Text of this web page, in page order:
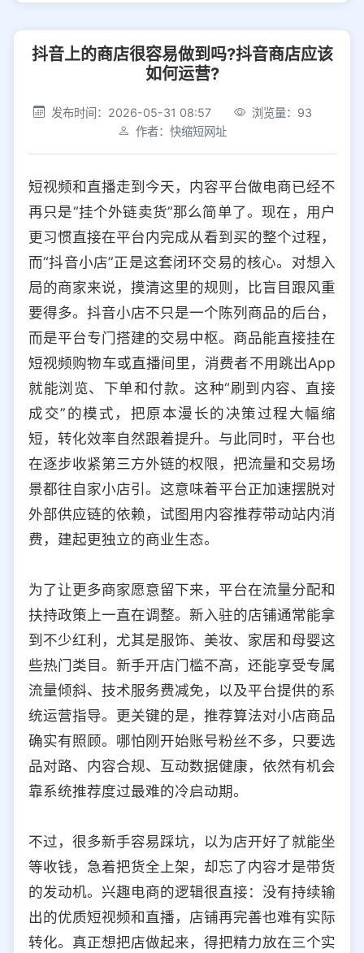
社交平台 电商平台
选择防红平台类型，避免链接被拦截
平台设置
iOS Android PC 其他
选择允许访问的平台类型
抖音上的商店很容易做到吗?抖音商店应该
如何运营?
发布时间：2026-05-31 08:57
浏览量：93
作者：快缩短网址
短视频和直播走到今天，内容平台做电商已经不
再只是“挂个外链卖货”那么简单了。现在，用户
更习惯直接在平台内完成从看到买的整个过程，
而“抖音小店”正是这套闭环交易的核心。对想入
局的商家来说，摸清这里的规则，比盲目跟风重
要得多。抖音小店不只是一个陈列商品的后台，
而是平台专门搭建的交易中枢。商品能直接挂在
短视频购物车或直播间里，消费者不用跳出App
就能浏览、下单和付款。这种“刷到内容、直接
成交”的模式，把原本漫长的决策过程大幅缩
短，转化效率自然跟着提升。与此同时，平台也
在逐步收紧第三方外链的权限，把流量和交易场
景都往自家小店引。这意味着平台正加速摆脱对
外部供应链的依赖，试图用内容推荐带动站内消
费，建起更独立的商业生态。
为了让更多商家愿意留下来，平台在流量分配和
扶持政策上一直在调整。新入驻的店铺通常能拿
到不少红利，尤其是服饰、美妆、家居和母婴这
些热门类目。新手开店门槛不高，还能享受专属
流量倾斜、技术服务费减免，以及平台提供的系
统运营指导。更关键的是，推荐算法对小店商品
确实有照顾。哪怕刚开始账号粉丝不多，只要选
品对路、内容合规、互动数据健康，依然有机会
靠系统推荐度过最难的冷启动期。
不过，很多新手容易踩坑，以为店开好了就能坐
等收钱，急着把货全上架，却忘了内容才是带货
的发动机。兴趣电商的逻辑很直接：没有持续输
出的优质短视频和直播，店铺再完善也难有实际
转化。真正想把店做起来，得把精力放在三个实